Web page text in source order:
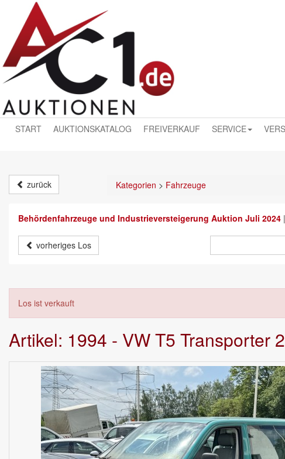
START AUKTIONSKATALOG FREIVERKAUF SERVICE
zurück Kategorien > Fahrzeuge
Behördenfahrzeuge und Industrieversteigerung Auktion Juli 2024 |
vorheriges Los
Los ist verkauft
Artikel: 1994 - VW T5 Transporter